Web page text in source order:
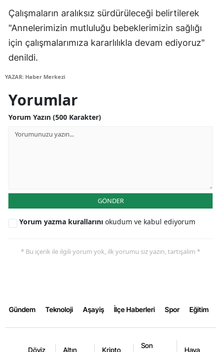
Çalışmaların aralıksız sürdürüleceği belirtilerek
"Annelerimizin mutluluğu bebeklerimizin sağlığı
için çalışmalarımıza kararlılıkla devam ediyoruz"
denildi.
YAZAR: Haber Merkezi
Yorumlar
Yorum Yazın (500 Karakter)
GÖNDER
Yorum yazma kurallarını okudum ve kabul ediyorum
* Bu içerik ile ilgili yorum yok, ilk yorumu siz yazın, tartışalım *
Gündem Teknoloji Aşayiş İlçe Haberleri Spor Eğitim
Döviz Altın Kripto
Son
Hava